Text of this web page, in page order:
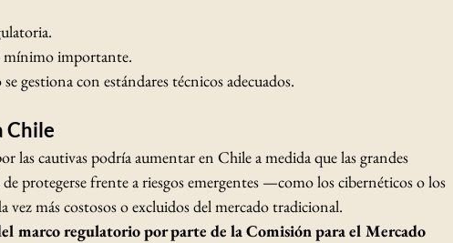
mínimo importante.
gestiona con estándares técnicos adecuados.
Chile
las cautivas podría aumentar en Chile a medida que las grandes
protegerse frente a riesgos emergentes —como los cibernéticos o los
más costosos o excluidos del mercado tradicional.
marco regulatorio por parte de la Comisión para el Mercado